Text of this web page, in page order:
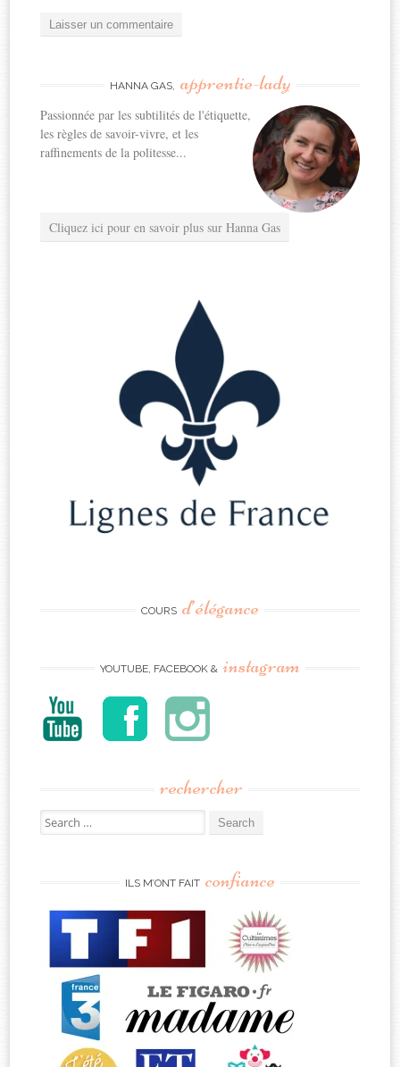
HANNA GAS, apprentie-lady
Passionnée par les subtilités de l'étiquette,
les règles de savoir-vivre, et les
raffinements de la politesse...
Cliquez ici pour en savoir plus sur Hanna Gas
COURS d’élégance
YOUTUBE, FACEBOOK & instagram
rechercher
Search
for:
ILS M’ONT FAIT confiance